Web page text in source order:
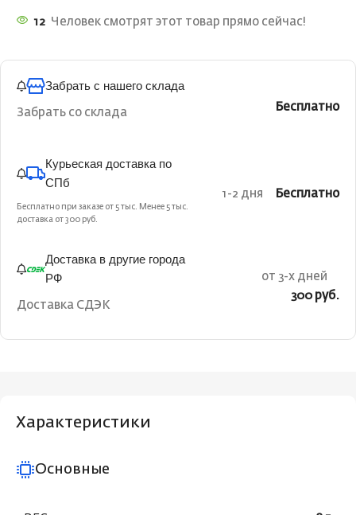
12 Человек смотрят этот товар прямо сейчас!
Забрать с нашего склада
Забрать со склада Бесплатно
Курьеская доставка по
СПб
Бесплатно при заказе от 5 тыс. Менее 5 тыс.
доставка от 300 руб.
1-2 дня Бесплатно
Доставка в другие города
РФ
Доставка СДЭК
от 3-х дней
300 руб.
Характеристики
Основные